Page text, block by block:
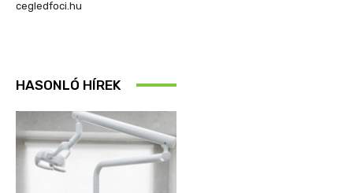
cegledfoci.hu
HASONLÓ HÍREK